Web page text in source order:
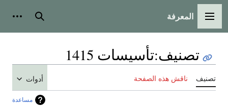
القائمة الرئيسية
المعرفة بحث
تصنيف:تأسيسات 1415
تصنيف ناقش هذه الصفحة أدوات
مساعدة